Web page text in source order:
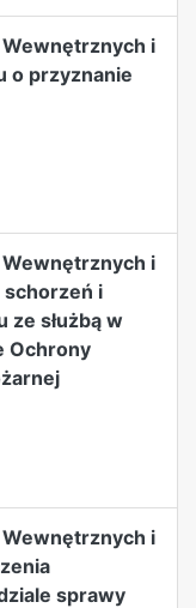
i
o przyznanie
i
i
ze służbą w
Ochrony
i
sprawy